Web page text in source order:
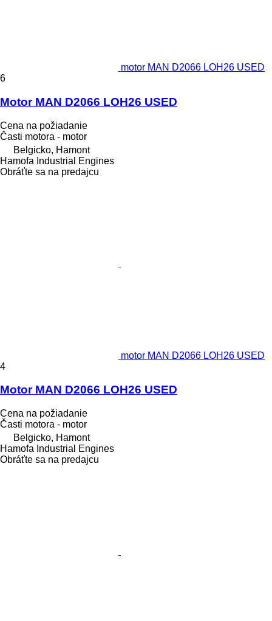
motor MAN D2066 LOH26 USED
6
Motor MAN D2066 LOH26 USED
Cena na požiadanie
Časti motora - motor
Belgicko, Hamont
Hamofa Industrial Engines
Obráťte sa na predajcu
motor MAN D2066 LOH26 USED
4
Motor MAN D2066 LOH26 USED
Cena na požiadanie
Časti motora - motor
Belgicko, Hamont
Hamofa Industrial Engines
Obráťte sa na predajcu